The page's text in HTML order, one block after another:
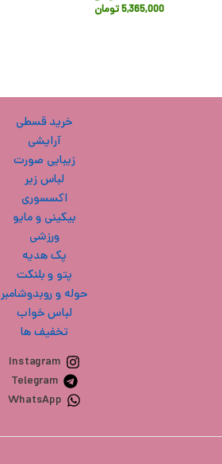
5,365,000تومان
خرید قسطی
آرایشی
زیبایی صورت
لباس زیر
اکسسوری
بیکینی و مایو
ورزشی
پک هدیه
پتو و بلنکت
حوله و روبدوشامبر
لباس خواب
تخفیف ها
Instagram
Telegram
WhatsApp